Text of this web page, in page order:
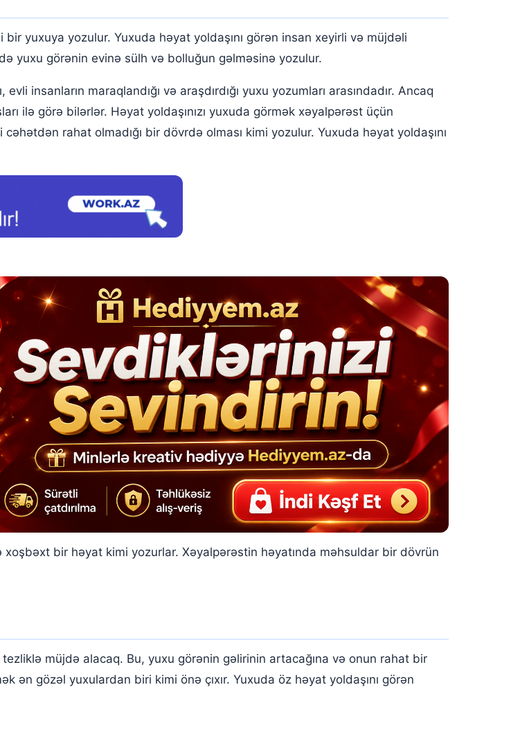
yuxuya yozulur. Yuxuda həyat yoldaşını görən insan xeyirli və müjdəli
yuxu görənin evinə sülh və bolluğun gəlməsinə yozulur.
insanların maraqlandığı və araşdırdığı yuxu yozumları arasındadır. Ancaq
ilə görə bilərlər. Həyat yoldaşınızı yuxuda görmək xəyalpərəst üçün
rahat olmadığı bir dövrdə olması kimi yozulur. Yuxuda həyat yoldaşını
bir həyat kimi yozurlar. Xəyalpərəstin həyatında məhsuldar bir dövrün
müjdə alacaq. Bu, yuxu görənin gəlirinin artacağına və onun rahat bir
ən gözəl yuxulardan biri kimi önə çıxır. Yuxuda öz həyat yoldaşını görən